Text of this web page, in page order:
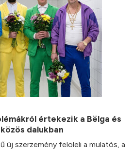
értekezik a Bëlga és
dalukban
új szerzemény felöleli a mulatós, a